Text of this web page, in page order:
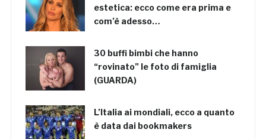
estetica: ecco come era prima e
com’è adesso…
30 buffi bimbi che hanno
“rovinato” le foto di famiglia
(GUARDA)
L’Italia ai mondiali, ecco a quanto
è data dai bookmakers